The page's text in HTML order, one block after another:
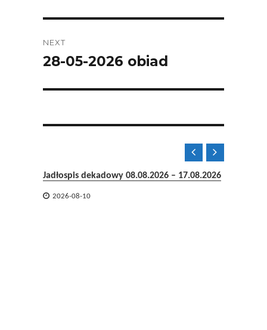
NEXT
Next
28-05-2026 obiad

Jadłospis dekadowy 08.08.2026 – 17.08.2026
 2026-08-10
